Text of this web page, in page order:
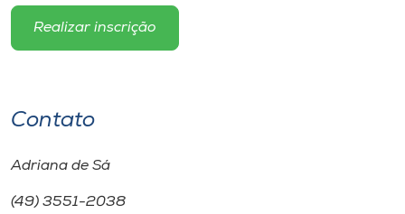
Realizar inscrição
Contato
Adriana de Sá
(49) 3551-2038